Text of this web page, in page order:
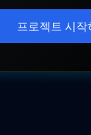
프로젝트 시작